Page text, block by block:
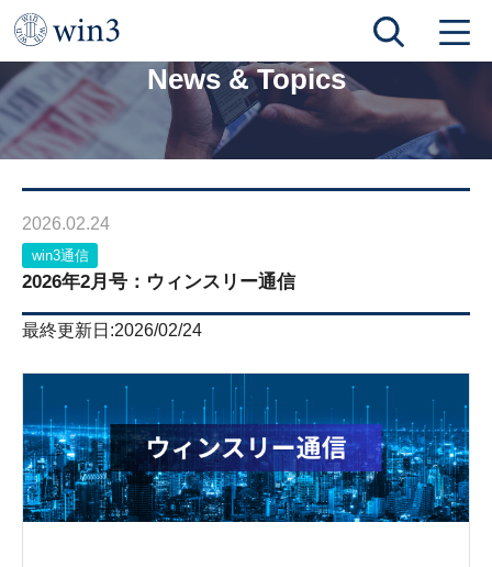
TOP
News & Topics
2026.02.24
win3通信
2026年2月号：ウィンスリー通信
最終更新日:2026/02/24